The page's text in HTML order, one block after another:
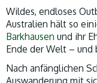
Wildes, endloses
Australien hält so
Barkhausen und ihr
Ende der Welt – und
Nach anfänglichen
Auswanderung mit